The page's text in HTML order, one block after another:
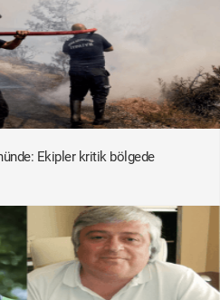
Ekipler kritik bölgede